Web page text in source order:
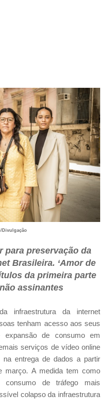
Divulgação
para preservação da
Brasileira. ‘Amor de
da primeira parte
assinantes
infraestrutura da internet
tenham acesso aos seus
expansão de consumo em
serviços de vídeo online
entrega de dados a partir
março. A medida tem como
de tráfego mais
colapso da infraestrutura